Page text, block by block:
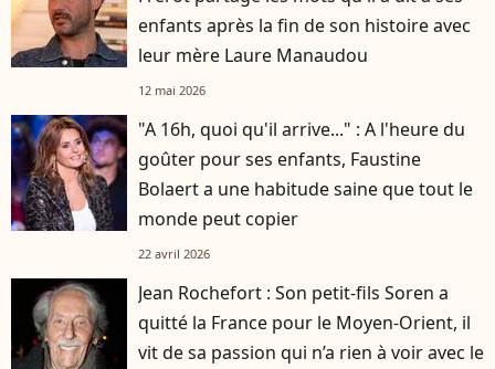
enfants après la fin de son histoire avec
leur mère Laure Manaudou
12 mai 2026
"A 16h, quoi qu'il arrive..." : A l'heure du
goûter pour ses enfants, Faustine
Bolaert a une habitude saine que tout le
monde peut copier
22 avril 2026
Jean Rochefort : Son petit-fils Soren a
quitté la France pour le Moyen-Orient, il
vit de sa passion qui n’a rien à voir avec le